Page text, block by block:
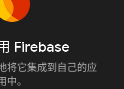
Firebase
将它集成到自己的应
中。